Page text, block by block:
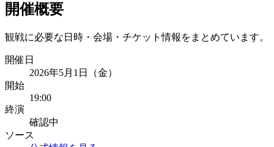
開催概要
観戦に必要な日時・会場・チケット情報をまとめています。
開催日
2026年5月1日（金）
開始
19:00
終演
確認中
ソース